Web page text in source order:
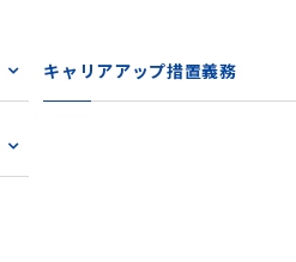
キャリアアップ措置義務